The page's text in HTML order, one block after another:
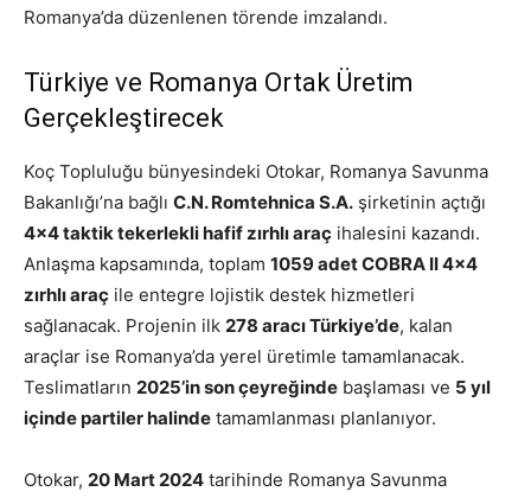
Romanya’da düzenlenen törende imzalandı.
Türkiye ve Romanya Ortak Üretim
Gerçekleştirecek
Koç Topluluğu bünyesindeki Otokar, Romanya Savunma
Bakanlığı’na bağlı C.N. Romtehnica S.A. şirketinin açtığı
4×4 taktik tekerlekli hafif zırhlı araç ihalesini kazandı.
Anlaşma kapsamında, toplam 1059 adet COBRA II 4×4
zırhlı araç ile entegre lojistik destek hizmetleri
sağlanacak. Projenin ilk 278 aracı Türkiye’de, kalan
araçlar ise Romanya’da yerel üretimle tamamlanacak.
Teslimatların 2025’in son çeyreğinde başlaması ve 5 yıl
içinde partiler halinde tamamlanması planlanıyor.
Otokar, 20 Mart 2024 tarihinde Romanya Savunma